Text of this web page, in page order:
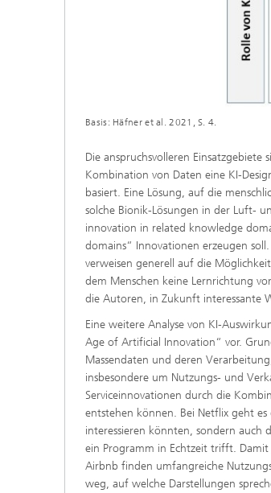
Basis: Häfner et al. 2021, S. 4.
Die anspruchsvolleren
Kombination von Daten eine KI-
basiert. Eine Lösung, auf die
solche Bionik-Lösungen in der Luft-
innovation in related knowledge
domains“ Innovationen erzeugen
verweisen generell auf die
dem Menschen keine Lernrichtung
die Autoren, in Zukunft interessante
Eine weitere Analyse von KI-
Age of Artificial Innovation“ vor.
Massendaten und deren
insbesondere um Nutzungs- und
Serviceinnovationen durch die
entstehen können. Bei Netflix geht
interessieren könnten, sondern auch
ein Programm in Echtzeit trifft. Damit
Airbnb finden umfangreiche
weg, auf welche Darstellungen